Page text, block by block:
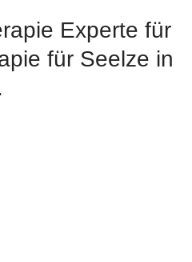
Experte für
für Seelze in